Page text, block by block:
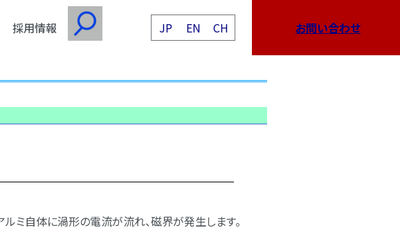
採用情報 JP EN CH お問い合わせ
ミ自体に渦形の電流が流れ、磁界が発生します。